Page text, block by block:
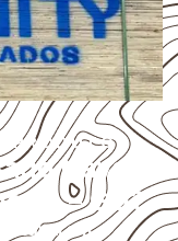
PRODUTO
Naval
– GO?
Naval em